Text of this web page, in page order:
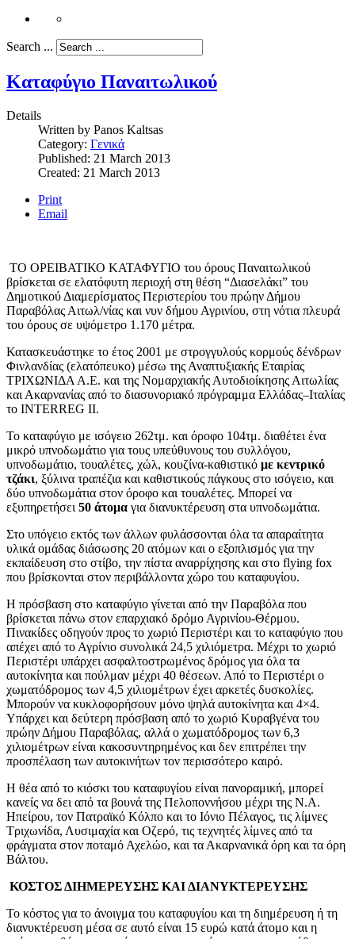
Search ...
Καταφύγιο Παναιτωλικού
Details
Written by Panos Kaltsas
Category: Γενικά
Published: 21 March 2013
Created: 21 March 2013
Print
Email
ΤΟ ΟΡΕΙΒΑΤΙΚΟ ΚΑΤΑΦΥΓΙΟ του όρους Παναιτωλικού
βρίσκεται σε ελατόφυτη περιοχή στη θέση “Διασελάκι” του
Δημοτικού Διαμερίσματος Περιστερίου του πρώην Δήμου
Παραβόλας Αιτωλ/νίας και νυν δήμου Αγρινίου, στη νότια πλευρά
του όρους σε υψόμετρο 1.170 μέτρα.
Κατασκευάστηκε το έτος 2001 με στρογγυλούς κορμούς δένδρων
Φινλανδίας (ελατόπευκο) μέσω της Αναπτυξιακής Εταιρίας
ΤΡΙΧΩΝΙΔΑ Α.Ε. και της Νομαρχιακής Αυτοδιοίκησης Αιτωλίας
και Ακαρνανίας από το διασυνοριακό πρόγραμμα Ελλάδας–Ιταλίας
το INTERREG II.
Το καταφύγιο με ισόγειο 262τμ. και όροφο 104τμ. διαθέτει ένα
μικρό υπνοδωμάτιο για τους υπεύθυνους του συλλόγου,
υπνοδωμάτιο, τουαλέτες, χώλ, κουζίνα-καθιστικό με κεντρικό
τζάκι, ξύλινα τραπέζια και καθιστικούς πάγκους στο ισόγειο, και
δύο υπνοδωμάτια στον όροφο και τουαλέτες. Μπορεί να
εξυπηρετήσει 50 άτομα για διανυκτέρευση στα υπνοδωμάτια.
Στο υπόγειο εκτός των άλλων φυλάσσονται όλα τα απαραίτητα
υλικά ομάδας διάσωσης 20 ατόμων και ο εξοπλισμός για την
εκπαίδευση στο στίβο, την πίστα αναρρίχησης και στο flying fox
που βρίσκονται στον περιβάλλοντα χώρο του καταφυγίου.
Η πρόσβαση στο καταφύγιο γίνεται από την Παραβόλα που
βρίσκεται πάνω στον επαρχιακό δρόμο Αγρινίου-Θέρμου.
Πινακίδες οδηγούν προς το χωριό Περιστέρι και το καταφύγιο που
απέχει από το Αγρίνιο συνολικά 24,5 χιλιόμετρα. Μέχρι το χωριό
Περιστέρι υπάρχει ασφαλτοστρωμένος δρόμος για όλα τα
αυτοκίνητα και πούλμαν μέχρι 40 θέσεων. Από το Περιστέρι ο
χωματόδρομος των 4,5 χιλιομέτρων έχει αρκετές δυσκολίες.
Μπορούν να κυκλοφορήσουν μόνο ψηλά αυτοκίνητα και 4×4.
Υπάρχει και δεύτερη πρόσβαση από το χωριό Κυραβγένα του
πρώην Δήμου Παραβόλας, αλλά ο χωματόδρομος των 6,3
χιλιομέτρων είναι κακοσυντηρημένος και δεν επιτρέπει την
προσπέλαση των αυτοκινήτων τον περισσότερο καιρό.
Η θέα από το κιόσκι του καταφυγίου είναι πανοραμική, μπορεί
κανείς να δει από τα βουνά της Πελοποννήσου μέχρι της Ν.Α.
Ηπείρου, τον Πατραϊκό Κόλπο και το Ιόνιο Πέλαγος, τις λίμνες
Τριχωνίδα, Λυσιμαχία και Οζερό, τις τεχνητές λίμνες από τα
φράγματα στον ποταμό Αχελώο, και τα Ακαρνανικά όρη και τα όρη
Βάλτου.
ΚΟΣΤΟΣ ΔΙΗΜΕΡΕΥΣΗΣ ΚΑΙ ΔΙΑΝΥΚΤΕΡΕΥΣΗΣ
Το κόστος για το άνοιγμα του καταφυγίου και τη διημέρευση ή τη
διανυκτέρευση μέσα σε αυτό είναι 15 ευρώ κατά άτομο και η